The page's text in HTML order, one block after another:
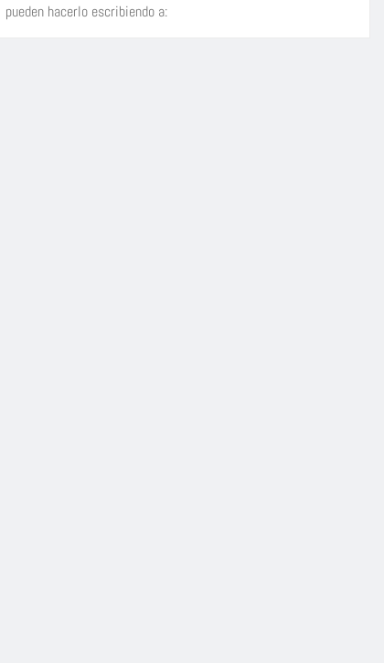
pueden hacerlo escribiendo a: